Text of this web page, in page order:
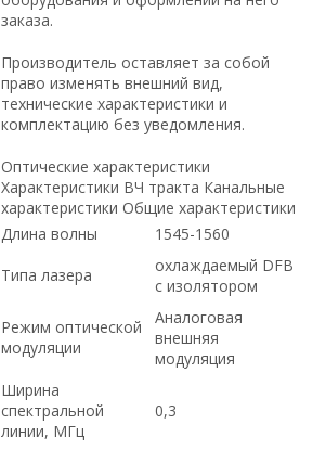
заказа.
Производитель оставляет за собой
право изменять внешний вид,
технические характеристики и
комплектацию без уведомления.
Оптические характеристики
Характеристики ВЧ тракта Канальные
характеристики Общие характеристики
Длина волны
1545-1560
Типа лазера
охлаждаемый DFB
с изолятором
Режим оптической
модуляции
Аналоговая
внешняя
модуляция
Ширина
спектральной
линии, МГц
0,3